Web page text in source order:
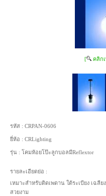
[ คลิกเ
รหัส : CRPAN-0606
ยี่ห้อ : CRLighting
รุ่น : โคมห้อยโป๊ะลูกบอลมีReflextor
รายละเอียดย่อ :
เหมาะสำหรับติดเพดาน ใต้ระเบียง เฉลี
สวยงาม